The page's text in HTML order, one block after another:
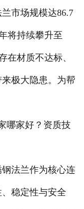
市场规模达86.7
将持续攀升至
在材质不达标、
极大隐患。为帮
家好？资质技
法兰作为核心连
稳定性与安全